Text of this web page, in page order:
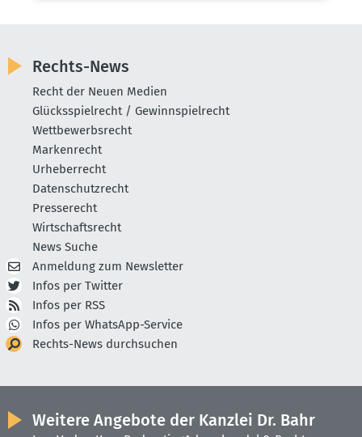
Rechts-News
Recht der Neuen Medien
Glücksspielrecht / Gewinnspielrecht
Wettbewerbsrecht
Markenrecht
Urheberrecht
Datenschutzrecht
Presserecht
Wirtschaftsrecht
News Suche
Anmeldung zum Newsletter
Infos per Twitter
Infos per RSS
Infos per WhatsApp-Service
Rechts-News durchsuchen
Weitere Angebote der Kanzlei Dr. Bahr